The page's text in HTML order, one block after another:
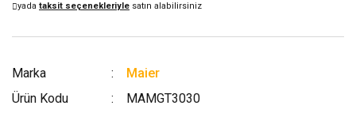
yada taksit seçenekleriyle satın alabilirsiniz
Marka
Maier
Ürün Kodu
MAMGT3030